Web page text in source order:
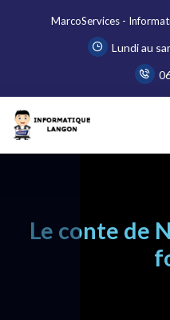
MarcoServices -
Lundi au
Le conte de